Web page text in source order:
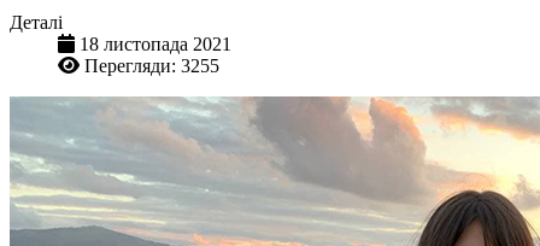
Деталі
18 листопада 2021
Перегляди: 3255